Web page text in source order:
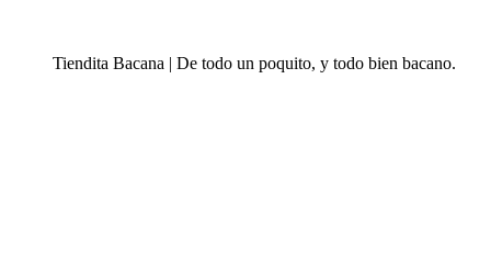
Tiendita Bacana | De todo un poquito, y todo bien bacano.